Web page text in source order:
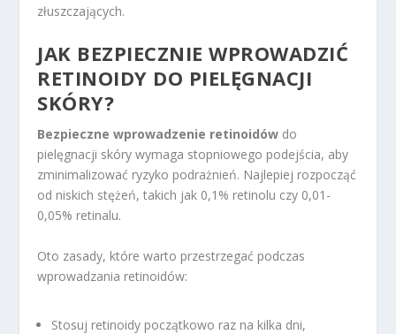
złuszczających.
JAK BEZPIECZNIE WPROWADZIĆ
RETINOIDY DO PIELĘGNACJI
SKÓRY?
Bezpieczne wprowadzenie retinoidów do
pielęgnacji skóry wymaga stopniowego podejścia, aby
zminimalizować ryzyko podrażnień. Najlepiej rozpocząć
od niskich stężeń, takich jak 0,1% retinolu czy 0,01-
0,05% retinalu.
Oto zasady, które warto przestrzegać podczas
wprowadzania retinoidów:
Stosuj retinoidy początkowo raz na kilka dni,